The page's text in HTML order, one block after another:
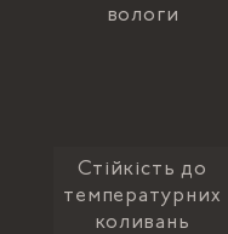
вологи
Стійкість до
температурних
коливань